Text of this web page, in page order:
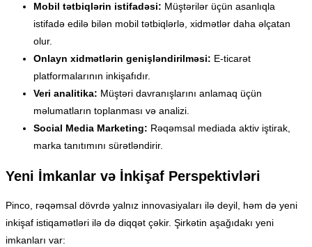
Mobil tətbiqlərin istifadəsi: Müştərilər üçün asanlıqla
istifadə edilə bilən mobil tətbiqlərlə, xidmətlər daha əlçatan
olur.
Onlayn xidmətlərin genişləndirilməsi: E-ticarət
platformalarının inkişafıdır.
Veri analitika: Müştəri davranışlarını anlamaq üçün
məlumatların toplanması və analizi.
Social Media Marketing: Rəqəmsal mediada aktiv iştirak,
marka tanıtımını sürətləndirir.
Yeni İmkanlar və İnkişaf Perspektivləri
Pinco, rəqəmsal dövrdə yalnız innovasiyaları ilə deyil, həm də yeni
inkişaf istiqamətləri ilə də diqqət çəkir. Şirkətin aşağıdakı yeni
imkanları var: